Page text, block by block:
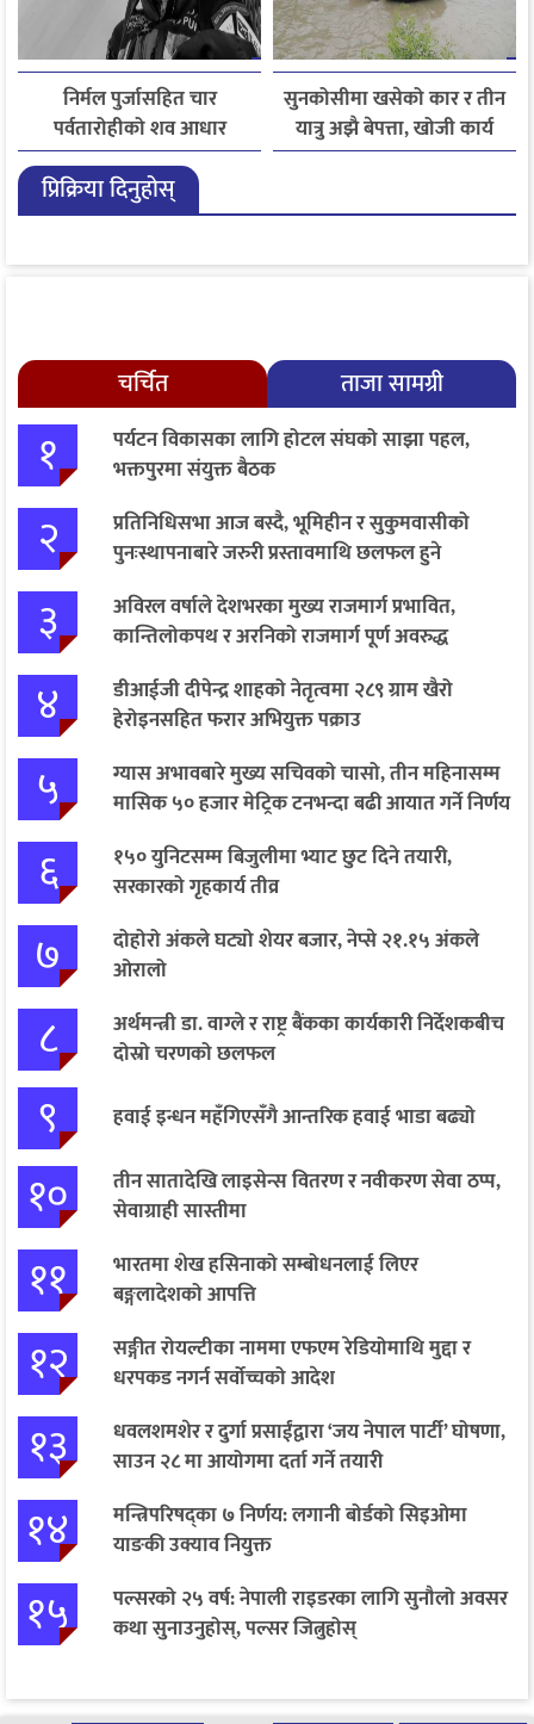
निर्मल पुर्जासहित चार
पर्वतारोहीको शव आधार
शिविरमा ल्याइयो, तीन अझै
बेपत्ता
सुनकोसीमा खसेको कार र तीन
यात्रु अझै बेपत्ता, खोजी कार्य
जारी
प्रिक्रिया दिनुहोस्
चर्चित ताजा सामग्री
१
पर्यटन विकासका लागि होटल संघको साझा पहल,
भक्तपुरमा संयुक्त बैठक
२
प्रतिनिधिसभा आज बस्दै, भूमिहीन र सुकुमवासीको
पुनःस्थापनाबारे जरुरी प्रस्तावमाथि छलफल हुने
३
अविरल वर्षाले देशभरका मुख्य राजमार्ग प्रभावित,
कान्तिलोकपथ र अरनिको राजमार्ग पूर्ण अवरुद्ध
४
डीआईजी दीपेन्द्र शाहको नेतृत्वमा २८९ ग्राम खैरो
हेरोइनसहित फरार अभियुक्त पक्राउ
५
ग्यास अभावबारे मुख्य सचिवको चासो, तीन महिनासम्म
मासिक ५० हजार मेट्रिक टनभन्दा बढी आयात गर्ने निर्णय
६
१५० युनिटसम्म बिजुलीमा भ्याट छुट दिने तयारी,
सरकारको गृहकार्य तीव्र
७
दोहोरो अंकले घट्यो शेयर बजार, नेप्से २१.१५ अंकले
ओरालो
८
अर्थमन्त्री डा. वाग्ले र राष्ट्र बैंकका कार्यकारी निर्देशकबीच
दोस्रो चरणको छलफल
९ हवाई इन्धन महँगिएसँगै आन्तरिक हवाई भाडा बढ्यो
१०
तीन सातादेखि लाइसेन्स वितरण र नवीकरण सेवा ठप्प,
सेवाग्राही सास्तीमा
११
भारतमा शेख हसिनाको सम्बोधनलाई लिएर
बङ्गलादेशको आपत्ति
१२
सङ्गीत रोयल्टीका नाममा एफएम रेडियोमाथि मुद्दा र
धरपकड नगर्न सर्वोच्चको आदेश
१३
धवलशमशेर र दुर्गा प्रसाईंद्वारा ‘जय नेपाल पार्टी’ घोषणा,
साउन २८ मा आयोगमा दर्ता गर्ने तयारी
१४
मन्त्रिपरिषद्का ७ निर्णय: लगानी बोर्डको सिइओमा
याङकी उक्याव नियुक्त
१५
पल्सरको २५ वर्ष: नेपाली राइडरका लागि सुनौलो अवसर
कथा सुनाउनुहोस्, पल्सर जित्नुहोस्